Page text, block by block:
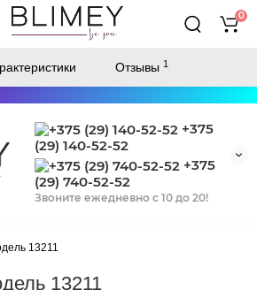
+375
(29) 140-52-52
+375
(29) 740-52-52
Звоните ежедневно с 10 до 20!
0
13211
13211
Отзывы 1